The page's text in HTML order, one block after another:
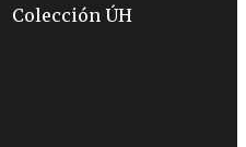
Colección ÚH